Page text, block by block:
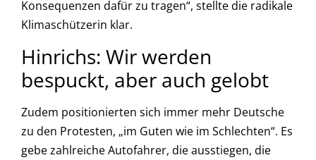
Konsequenzen dafür zu tragen“, stellte die radikale
Klimaschützerin klar.
Hinrichs: Wir werden
bespuckt, aber auch gelobt
Zudem positionierten sich immer mehr Deutsche
zu den Protesten, „im Guten wie im Schlechten“. Es
gebe zahlreiche Autofahrer, die ausstiegen, die